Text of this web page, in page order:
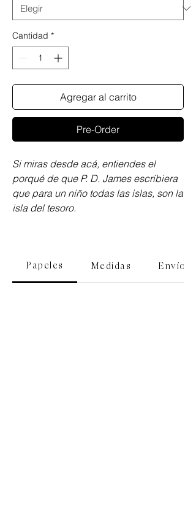
Cantidad *
Agregar al carrito
Pre-Order
Si miras desde acá, entiendes el
porqué de que P. D. James escribiera
que para un niño todas las islas, son la
isla del tesoro.
Papeles Medidas Envíos